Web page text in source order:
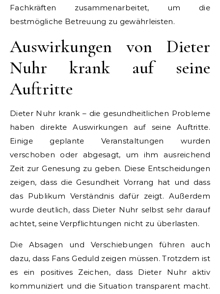
Fachkräften zusammenarbeitet, um die
bestmögliche Betreuung zu gewährleisten.
Auswirkungen von Dieter
Nuhr krank auf seine
Auftritte
Dieter Nuhr krank – die gesundheitlichen Probleme
haben direkte Auswirkungen auf seine Auftritte.
Einige geplante Veranstaltungen wurden
verschoben oder abgesagt, um ihm ausreichend
Zeit zur Genesung zu geben. Diese Entscheidungen
zeigen, dass die Gesundheit Vorrang hat und dass
das Publikum Verständnis dafür zeigt. Außerdem
wurde deutlich, dass Dieter Nuhr selbst sehr darauf
achtet, seine Verpflichtungen nicht zu überlasten.
Die Absagen und Verschiebungen führen auch
dazu, dass Fans Geduld zeigen müssen. Trotzdem ist
es ein positives Zeichen, dass Dieter Nuhr aktiv
kommuniziert und die Situation transparent macht.